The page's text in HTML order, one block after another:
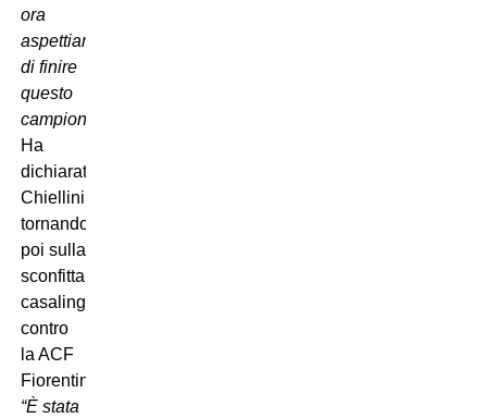
ora
aspettiamo
di finire
questo
campionato”
Ha
dichiarato
Chiellini,
tornando
poi sulla
sconfitta
casalinga
contro
la ACF
Fiorentina:
“È stata